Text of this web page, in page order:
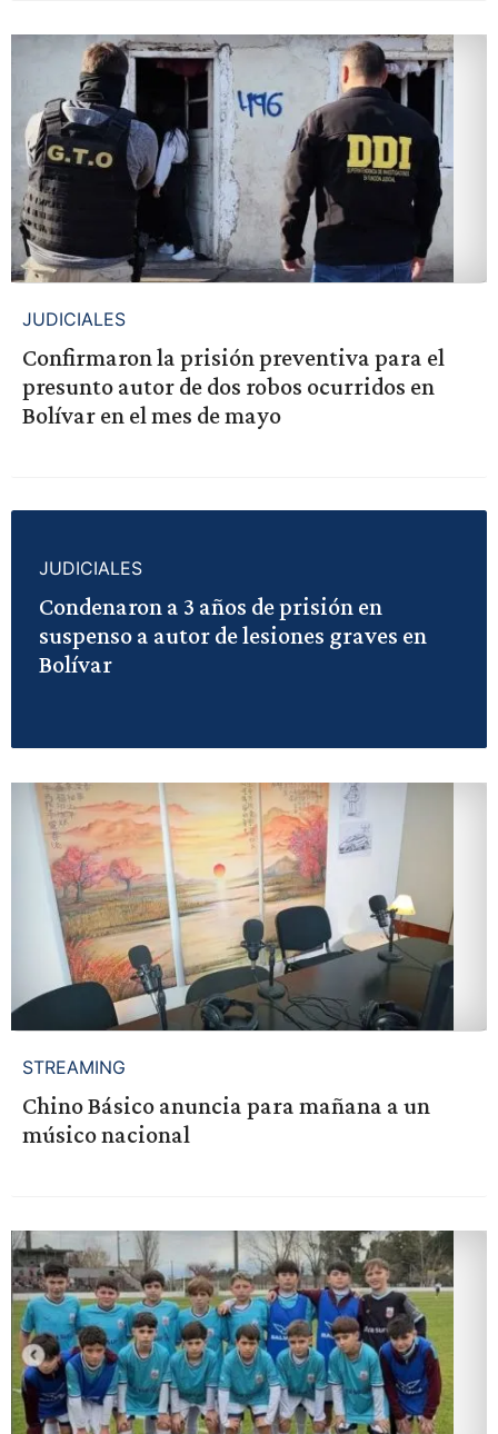
JUDICIALES
Confirmaron la prisión preventiva para el
presunto autor de dos robos ocurridos en
Bolívar en el mes de mayo
JUDICIALES
Condenaron a 3 años de prisión en
suspenso a autor de lesiones graves en
Bolívar
STREAMING
Chino Básico anuncia para mañana a un
músico nacional